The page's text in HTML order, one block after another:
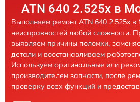
ATN 640 2.525x в
Выполняем ремонт ATN 640 2.525x
неисправностей любой сложности.
выявляем причины поломки,
детали и восстанавливаем
Используем оригинальные или
производителем запчасти, после
проверку всех функций и